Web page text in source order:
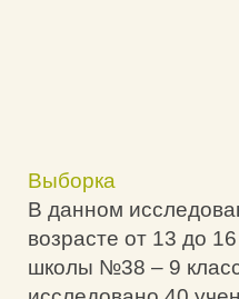
Выборка
В данном
возрасте от 13 до
школы №38 – 9